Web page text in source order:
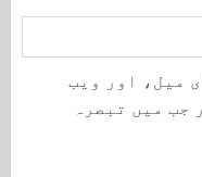
میل، اور ویب
جب میں تبصرہ